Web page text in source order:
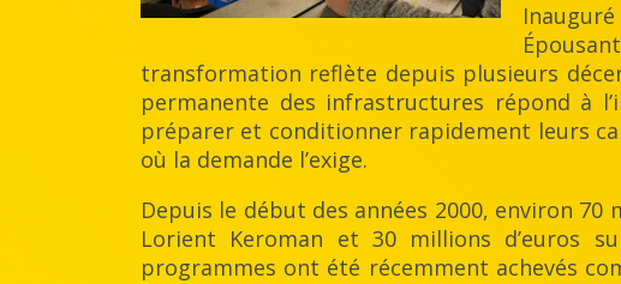
transformation reflète depuis plusieurs
permanente des infrastructures répond à
préparer et conditionner rapidement leurs
où la demande l’exige.
Depuis le début des années 2000, environ
Lorient Keroman et 30 millions d’euros
programmes ont été récemment achevés